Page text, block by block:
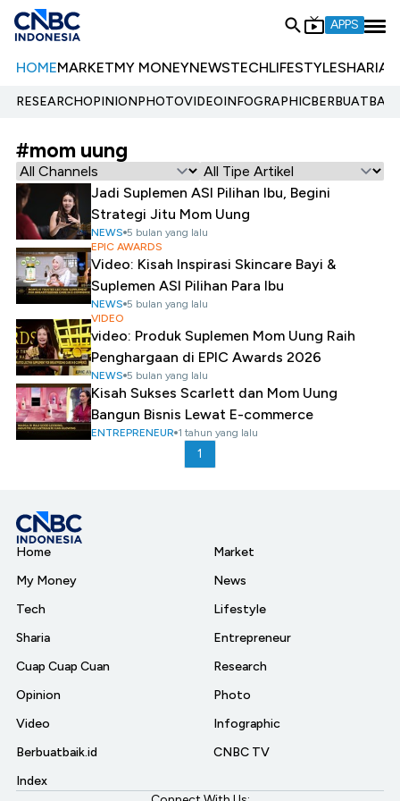
APPS
HOMEMARKETMY MONEYNEWSTECHLIFESTYLESHARIA
RESEARCHOPINIONPHOTOVIDEOINFOGRAPHIC
#mom uung
Jadi Suplemen ASI Pilihan Ibu, Begini
Strategi Jitu Mom Uung
NEWS 5 bulan yang lalu
EPIC AWARDS
Video: Kisah Inspirasi Skincare Bayi &
Suplemen ASI Pilihan Para Ibu
NEWS 5 bulan yang lalu
VIDEO
video: Produk Suplemen Mom Uung Raih
Penghargaan di EPIC Awards 2026
NEWS 5 bulan yang lalu
Kisah Sukses Scarlett dan Mom Uung
Bangun Bisnis Lewat E-commerce
ENTREPRENEUR 1 tahun yang lalu
1
Home
My Money
Tech
Sharia
Cuap Cuap Cuan
Opinion
Video
Berbuatbaik.id
Index
Market
News
Lifestyle
Entrepreneur
Research
Photo
Infographic
CNBC TV